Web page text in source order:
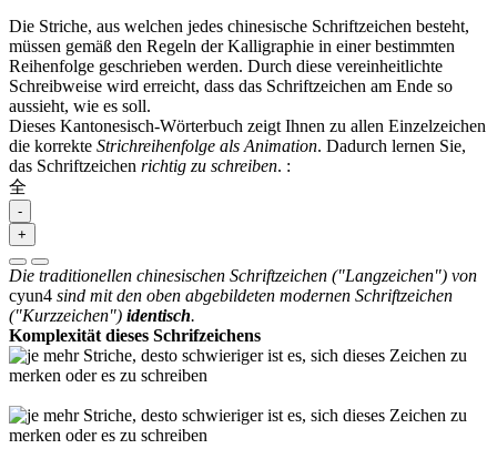
Die Striche, aus welchen jedes chinesische Schriftzeichen besteht,
müssen gemäß den Regeln der Kalligraphie in einer bestimmten
Reihenfolge geschrieben werden. Durch diese vereinheitlichte
Schreibweise wird erreicht, dass das Schriftzeichen am Ende so
aussieht, wie es soll.
Dieses Kantonesisch-Wörterbuch zeigt Ihnen zu allen Einzelzeichen
die korrekte Strichreihenfolge als Animation. Dadurch lernen Sie,
das Schriftzeichen richtig zu schreiben. :
全
-
+
Die traditionellen chinesischen Schriftzeichen ("Langzeichen") von
cyun4 sind mit den oben abgebildeten modernen Schriftzeichen
("Kurzzeichen") identisch.
Komplexität dieses Schrifzeichens